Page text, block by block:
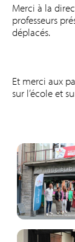
Merci à la
professeurs
déplacés.
Et merci aux
sur l’école et